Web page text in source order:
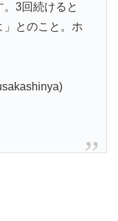
3回続けると
」とのこと。ホ